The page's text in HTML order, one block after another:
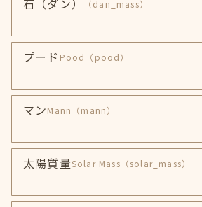
石（ダン） （dan_mass）
プード Pood （pood）
マンMann （mann）
太陽質量Solar Mass （solar_mass）